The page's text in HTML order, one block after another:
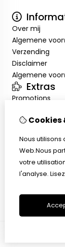
Over mij
Algemene
Verzending
Disclaimer
Algemene
Extras
Promotions
Inloggen
Service
Retour de
Cookies
Nous
Web.Nous
votre
l'analyse.